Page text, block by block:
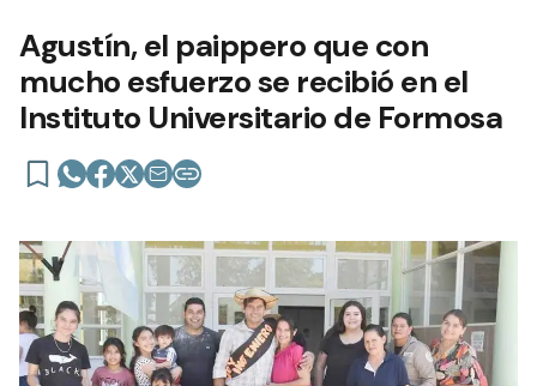
Agustín, el paippero que con
mucho esfuerzo se recibió en el
Instituto Universitario de Formosa